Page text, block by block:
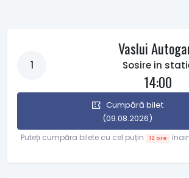
1
Vaslui
Sosire in
14:00
Cumpără bilet
(09.08.2026)
Puteți cumpăra bilete cu cel puțin 12 ore